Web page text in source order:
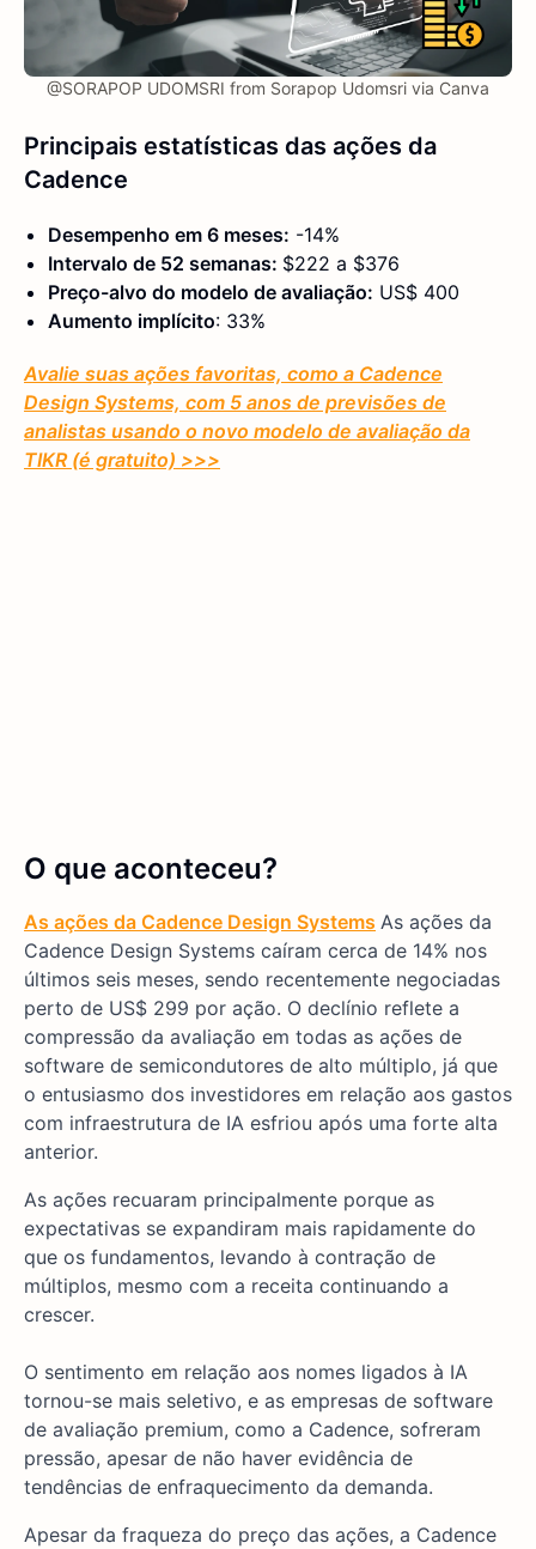
@SORAPOP UDOMSRI from Sorapop Udomsri via Canva
Principais estatísticas das ações da
Cadence
Desempenho em 6 meses: -14%
Intervalo de 52 semanas: $222 a $376
Preço-alvo do modelo de avaliação: US$ 400
Aumento implícito: 33%
Avalie suas ações favoritas, como a Cadence
Design Systems, com 5 anos de previsões de
analistas usando o novo modelo de avaliação da
TIKR (é gratuito) >>>
O que aconteceu?
As ações da Cadence Design Systems As ações da
Cadence Design Systems caíram cerca de 14% nos
últimos seis meses, sendo recentemente negociadas
perto de US$ 299 por ação. O declínio reflete a
compressão da avaliação em todas as ações de
software de semicondutores de alto múltiplo, já que
o entusiasmo dos investidores em relação aos gastos
com infraestrutura de IA esfriou após uma forte alta
anterior.
As ações recuaram principalmente porque as
expectativas se expandiram mais rapidamente do
que os fundamentos, levando à contração de
múltiplos, mesmo com a receita continuando a
crescer.
O sentimento em relação aos nomes ligados à IA
tornou-se mais seletivo, e as empresas de software
de avaliação premium, como a Cadence, sofreram
pressão, apesar de não haver evidência de
tendências de enfraquecimento da demanda.
Apesar da fraqueza do preço das ações, a Cadence